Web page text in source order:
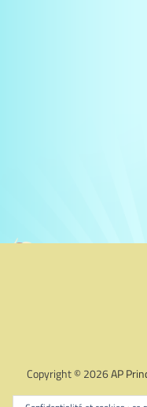
Copyright © 2026AP